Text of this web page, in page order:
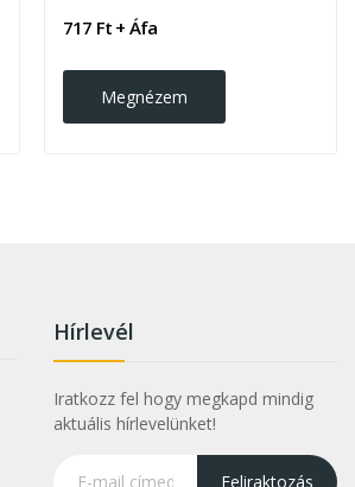
717 Ft + Áfa
Megnézem
Hírlevél
Iratkozz fel hogy megkapd mindig
aktuális hírlevelünket!
Feliraktozás